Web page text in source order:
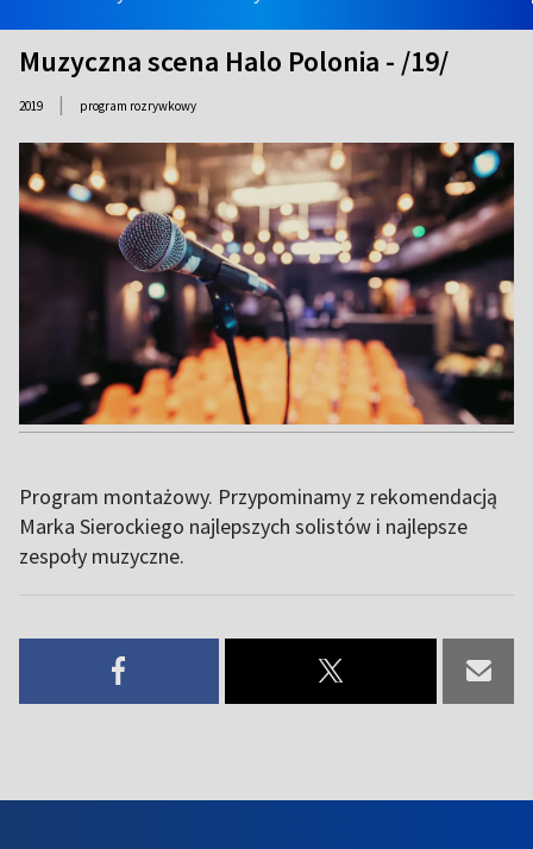
Muzyczna scena Halo Polonia - /19/
2019 | program rozrywkowy
Program montażowy. Przypominamy z rekomendacją
Marka Sierockiego najlepszych solistów i najlepsze
zespoły muzyczne.